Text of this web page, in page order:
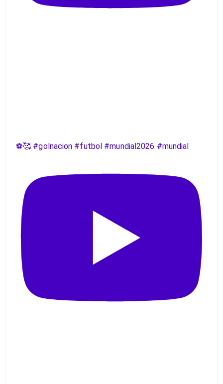
⚽️🥰 #golnacion #futbol #mundial2026 #mundial